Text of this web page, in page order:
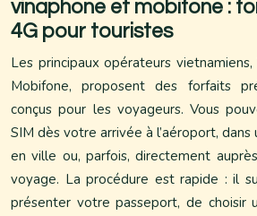
vinaphone et mobifone :
4G pour touristes
Les principaux opérateurs
Mobifone, proposent des forfaits
conçus pour les voyageurs. Vous
SIM dès votre arrivée à l’aéroport,
en ville ou, parfois, directement
voyage. La procédure est rapide : il
présenter votre passeport, de choisir